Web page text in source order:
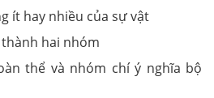
ít hay nhiều của sự vật
hai nhóm
thể và nhóm chí ý nghĩa bộ